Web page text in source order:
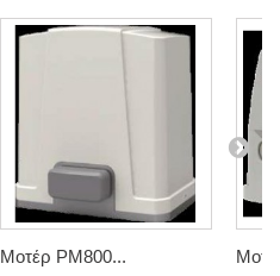
Μοτέρ PΜ800...